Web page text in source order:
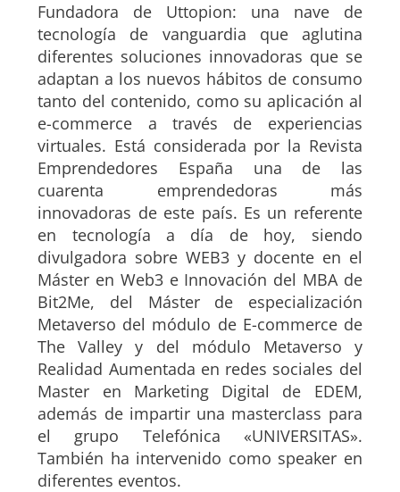
Fundadora de Uttopion: una nave de
tecnología de vanguardia que aglutina
diferentes soluciones innovadoras que se
adaptan a los nuevos hábitos de consumo
tanto del contenido, como su aplicación al
e-commerce a través de experiencias
virtuales. Está considerada por la Revista
Emprendedores España una de las
cuarenta emprendedoras más
innovadoras de este país. Es un referente
en tecnología a día de hoy, siendo
divulgadora sobre WEB3 y docente en el
Máster en Web3 e Innovación del MBA de
Bit2Me, del Máster de especialización
Metaverso del módulo de E-commerce de
The Valley y del módulo Metaverso y
Realidad Aumentada en redes sociales del
Master en Marketing Digital de EDEM,
además de impartir una masterclass para
el grupo Telefónica «UNIVERSITAS».
También ha intervenido como speaker en
diferentes eventos.